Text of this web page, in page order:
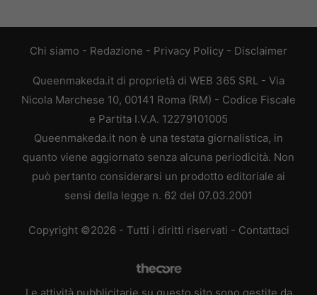
Chi siamo - Redazione - Privacy Policy - Disclaimer
Queenmakeda.it di proprietà di WEB 365 SRL - Via
Nicola Marchese 10, 00141 Roma (RM) - Codice Fiscale
e Partita I.V.A. 12279101005
Queenmakeda.it non è una testata giornalistica, in
quanto viene aggiornato senza alcuna periodicità. Non
può pertanto considerarsi un prodotto editoriale ai
sensi della legge n. 62 del 07.03.2001
Copyright ©2026 - Tutti i diritti riservati - Contattaci